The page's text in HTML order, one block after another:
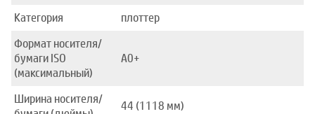
Категория
плоттер
Формат носителя/
бумаги ISO
(максимальный)
A0+
Ширина носителя/
44 (1118 мм)